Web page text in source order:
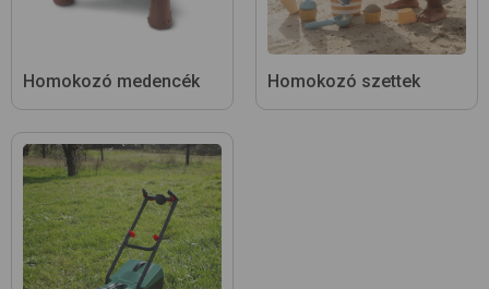
Homokozó medencék Homokozó szettek